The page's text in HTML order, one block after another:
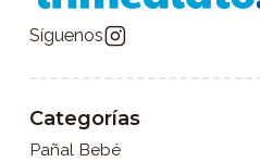
Síguenos
Categorías
Pañal Bebé